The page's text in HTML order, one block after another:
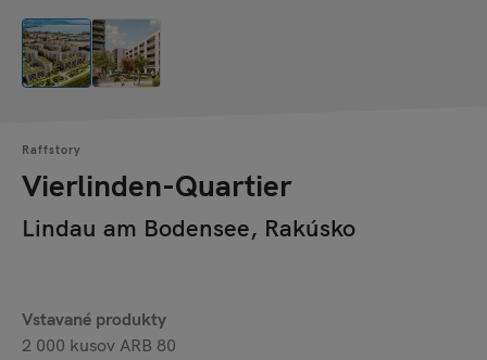
Raffstory
Vierlinden-Quartier
Lindau am Bodensee, Rakúsko
Vstavané produkty
2 000 kusov ARB 80